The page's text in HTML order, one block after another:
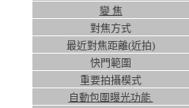
變 焦
對焦方式
最近對焦距離(近拍)
快門範圍
重要拍攝模式
自動包圍曝光功能